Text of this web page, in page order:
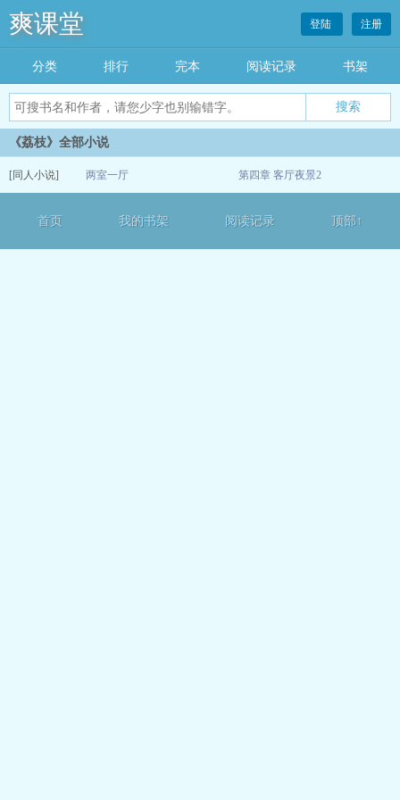
爽课堂 登陆 注册
分类 排行 完本 阅读记录 书架
《荔枝》全部小说
[同人小说] 两室一厅 第四章 客厅夜景2
首页 我的书架 阅读记录 顶部↑